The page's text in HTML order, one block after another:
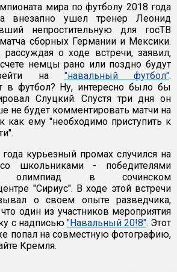
мира по футболу 2018 года
внезапно ушел тренер Леонид
непростительную для госТВ
сборных Германии и Мексики.
рассуждая о ходе встречи, заявил,
немцы рано или поздно будут
на "навальный футбол".
в футбол? Ну, интересно было бы
Слуцкий. Спустя три дня он
не будет комментировать матчи на
как ему "необходимо приступить к
курьезный промах случился на
школьниками - победителями
олимпиад в сочинском
"Сириус". В ходе этой встречи
о своем опыте разведчика,
один из участников мероприятия
с надписью "Навальный 20!8". Этот
попал на совместную фотографию,
Кремля.